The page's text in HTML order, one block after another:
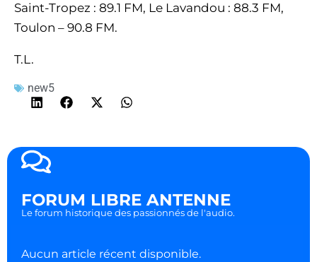
Saint-Tropez : 89.1 FM, Le Lavandou : 88.3 FM,
Toulon – 90.8 FM.
T.L.
new5
FORUM LIBRE ANTENNE
Le forum historique des passionnés de l'audio.
Aucun article récent disponible.